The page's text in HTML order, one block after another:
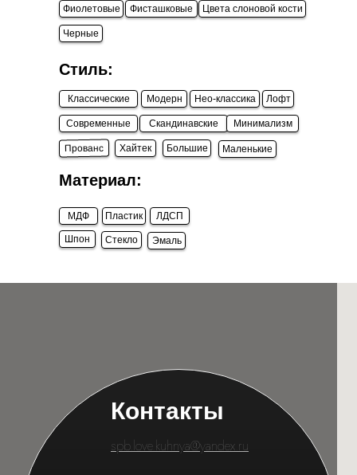
Фиолетовые Фисташковые Цвета слоновой кости
Черные
Классические Лофт
Модерн Нео-классика
Современные Скандинавские
ЛДСП
Пластик
Стекло
МДФ
Шпон Эмаль
Стиль:
Материал:
Хайтек
Прованс
Минимализм
Большие Маленькие
Контакты
spb.love.kuhnya@yandex.ru